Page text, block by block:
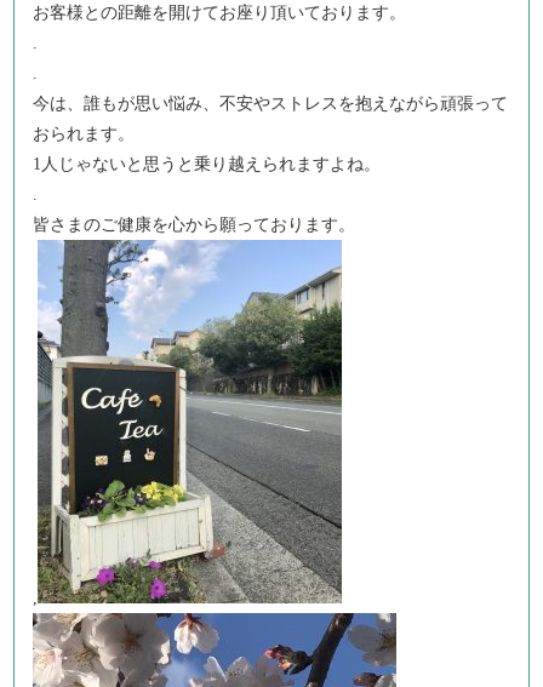
お客様との距離を開けてお座り頂いております。
今は、誰もが思い悩み、不安やストレスを抱えながら頑張って
おられます。
1人じゃないと思うと乗り越えられますよね。
皆さまのご健康を心から願っております。
,